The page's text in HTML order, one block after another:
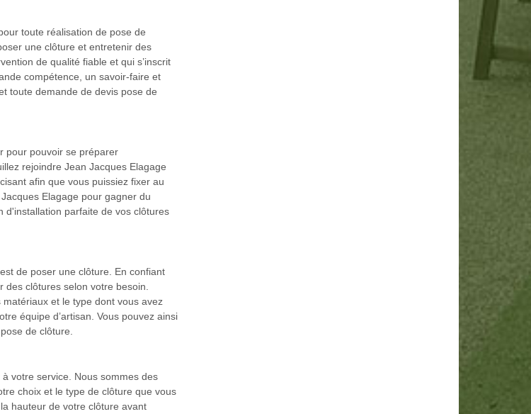
toute réalisation de pose de
une clôture et entretenir des
de qualité fiable et qui s’inscrit
compétence, un savoir-faire et
toute demande de devis pose de
pour pouvoir se préparer
rejoindre Jean Jacques Elagage
afin que vous puissiez fixer au
Elagage pour gagner du
d'installation parfaite de vos clôtures
de poser une clôture. En confiant
des clôtures selon votre besoin.
et le type dont vous avez
équipe d’artisan. Vous pouvez ainsi
de clôture.
votre service. Nous sommes des
choix et le type de clôture que vous
hauteur de votre clôture avant